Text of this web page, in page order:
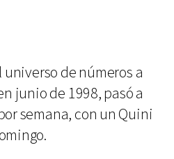
universo de números a
junio de 1998, pasó a
semana, con un Quini